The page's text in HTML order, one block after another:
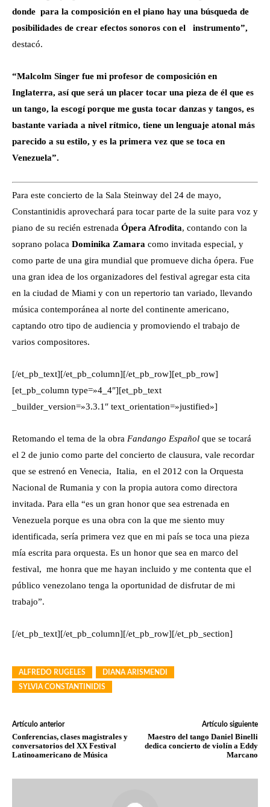
donde para la composición en el piano hay una búsqueda de
posibilidades de crear efectos sonoros con el instrumento”,
destacó.
“Malcolm Singer fue mi profesor de composición en
Inglaterra, así que será un placer tocar una pieza de él que es
un tango, la escogí porque me gusta tocar danzas y tangos, es
bastante variada a nivel rítmico, tiene un lenguaje atonal más
parecido a su estilo, y es la primera vez que se toca en
Venezuela”.
Para este concierto de la Sala Steinway del 24 de mayo,
Constantinidis aprovechará para tocar parte de la suite para voz y
piano de su recién estrenada Ópera Afrodita, contando con la
soprano polaca Dominika Zamara como invitada especial, y
como parte de una gira mundial que promueve dicha ópera. Fue
una gran idea de los organizadores del festival agregar esta cita
en la ciudad de Miami y con un repertorio tan variado, llevando
música contemporánea al norte del continente americano,
captando otro tipo de audiencia y promoviendo el trabajo de
varios compositores.
[/et_pb_text][/et_pb_column][/et_pb_row][et_pb_row]
[et_pb_column type=»4_4″][et_pb_text
_builder_version=»3.3.1″ text_orientation=»justified»]
Retomando el tema de la obra Fandango Español que se tocará
el 2 de junio como parte del concierto de clausura, vale recordar
que se estrenó en Venecia, Italia, en el 2012 con la Orquesta
Nacional de Rumania y con la propia autora como directora
invitada. Para ella “es un gran honor que sea estrenada en
Venezuela porque es una obra con la que me siento muy
identificada, sería primera vez que en mi país se toca una pieza
mía escrita para orquesta. Es un honor que sea en marco del
festival, me honra que me hayan incluido y me contenta que el
público venezolano tenga la oportunidad de disfrutar de mi
trabajo”.
[/et_pb_text][/et_pb_column][/et_pb_row][/et_pb_section]
ALFREDO RUGELES
DIANA ARISMENDI
SYLVIA CONSTANTINIDIS
Artículo anterior
Conferencias, clases magistrales y
conversatorios del XX Festival
Latinoamericano de Música
Artículo siguiente
Maestro del tango Daniel Binelli
dedica concierto de violín a Eddy
Marcano